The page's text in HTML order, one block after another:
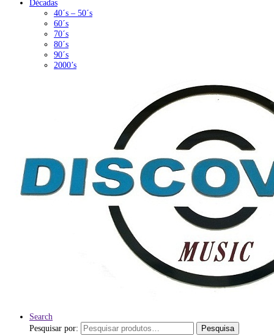
Décadas
40´s – 50´s
60´s
70´s
80´s
90´s
2000’s
Search
Pesquisar por:
Pesquisa